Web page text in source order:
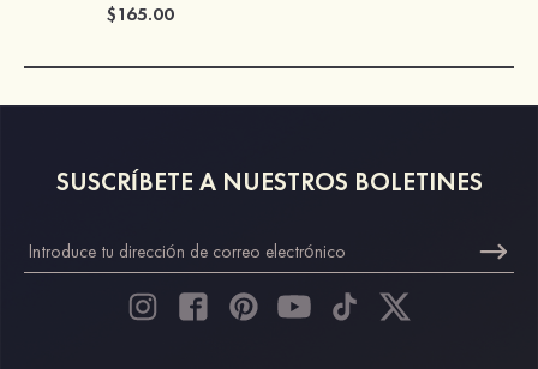
$165.00
SUSCRÍBETE A NUESTROS BOLETINES